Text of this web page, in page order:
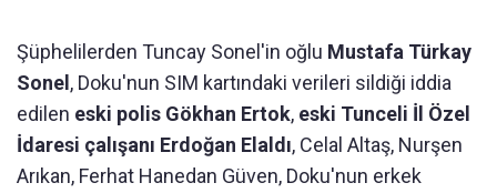
Şüphelilerden Tuncay Sonel'in oğlu Mustafa Türkay
Sonel, Doku'nun SIM kartındaki verileri sildiği iddia
edilen eski polis Gökhan Ertok, eski Tunceli İl Özel
İdaresi çalışanı Erdoğan Elaldı, Celal Altaş, Nurşen
Arıkan, Ferhat Hanedan Güven, Doku'nun erkek